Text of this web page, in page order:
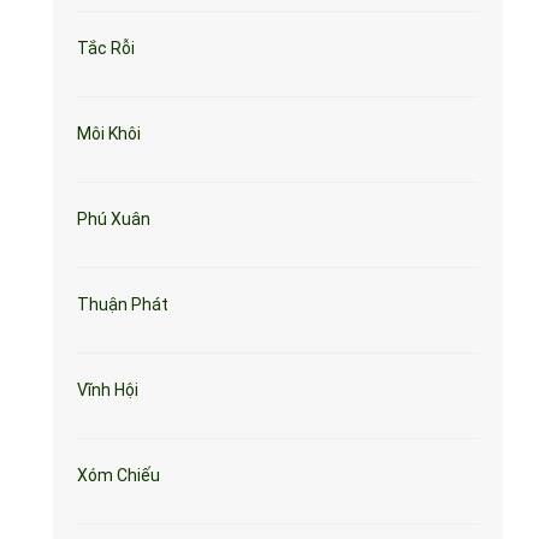
Tắc Rỗi
Môi Khôi
Phú Xuân
Thuận Phát
Vĩnh Hội
Xóm Chiếu